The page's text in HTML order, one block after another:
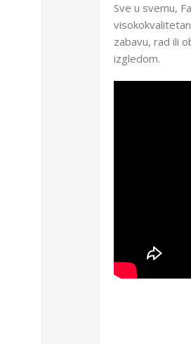
Sve u svemu,
zabavu, rad ili
izgledom.